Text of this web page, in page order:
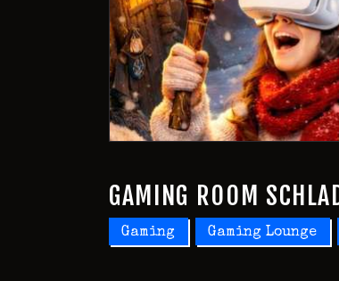
GAMING ROOM
Gaming Gaming Lounge